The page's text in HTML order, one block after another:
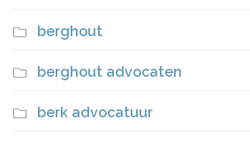
berghout
berghout advocaten
berk advocatuur